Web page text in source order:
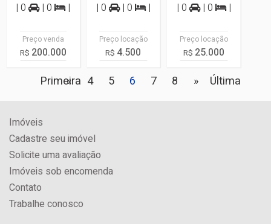
| 0 | 0 |
Preço venda
R$ 200.000
| 0 | 0 |
Preço locação
R$ 4.500
| 0 | 0 |
Preço locação
R$ 25.000
Primeira
« 4 5 6 7 8 » Última
Imóveis
Cadastre seu imóvel
Solicite uma avaliação
Imóveis sob encomenda
Contato
Trabalhe conosco